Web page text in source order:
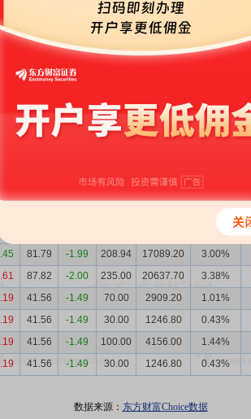
价
)
(元)
折溢率
(%)
成交量
(万股)
成交额
(万元)
成交额/
流通市值
0.01%
81.79 -1.99 208.94 17089.20 3.00%
87.82 -2.00 235.00 20637.70 3.38%
41.56 -1.49 70.00 2909.20 1.01%
41.56 -1.49 30.00 1246.80 0.43%
41.56 -1.49 100.00 4156.00 1.44%
41.56 -1.49 30.00 1246.80 0.43%
数据来源： 东方财富Choice数据